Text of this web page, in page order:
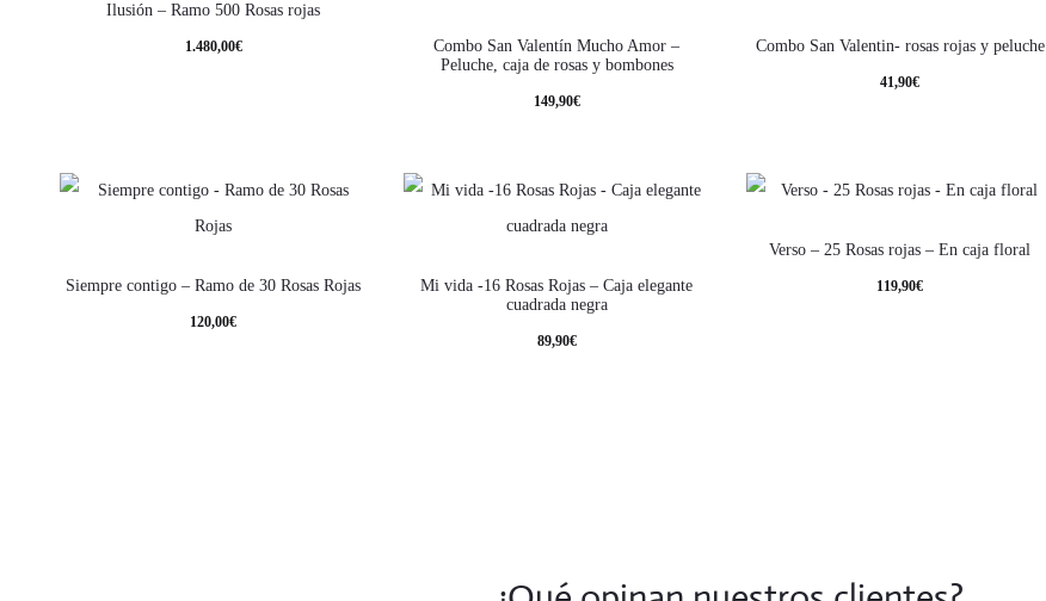
Ilusión – Ramo 500 Rosas rojas
1.480,00€
Combo San Valentín Mucho Amor –
Peluche, caja de rosas y bombones
149,90€
Combo San Valentin- rosas rojas y peluche
41,90€
Siempre contigo – Ramo de 30 Rosas Rojas
120,00€
Mi vida -16 Rosas Rojas – Caja elegante
cuadrada negra
89,90€
Verso – 25 Rosas rojas – En caja floral
119,90€